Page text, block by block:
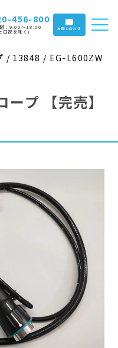
456-800
：9:00〜18:00
日祝を除く) お問い合わせ
/ 13848 / EG-L600ZW
ープ
【完売】